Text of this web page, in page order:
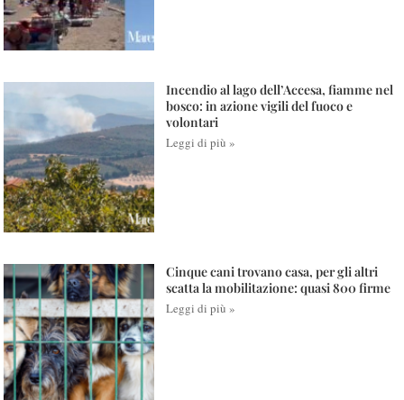
Incendio al lago dell’Accesa, fiamme nel
bosco: in azione vigili del fuoco e
volontari
Leggi di più »
Cinque cani trovano casa, per gli altri
scatta la mobilitazione: quasi 800 firme
Leggi di più »